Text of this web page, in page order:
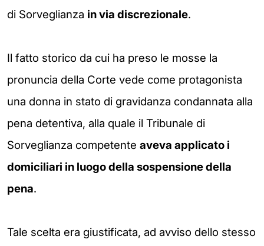
di Sorveglianza in via discrezionale.
Il fatto storico da cui ha preso le mosse la
pronuncia della Corte vede come protagonista
una donna in stato di gravidanza condannata alla
pena detentiva, alla quale il Tribunale di
Sorveglianza competente aveva applicato i
domiciliari in luogo della sospensione della
pena.
Tale scelta era giustificata, ad avviso dello stesso